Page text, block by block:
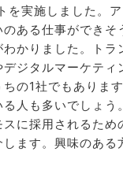
を実施しました。
ある仕事ができそ
かりました。トラ
ジタルマーケティ
の1社でもありま
人も多いでしょう
に採用されるため
ます。興味のある